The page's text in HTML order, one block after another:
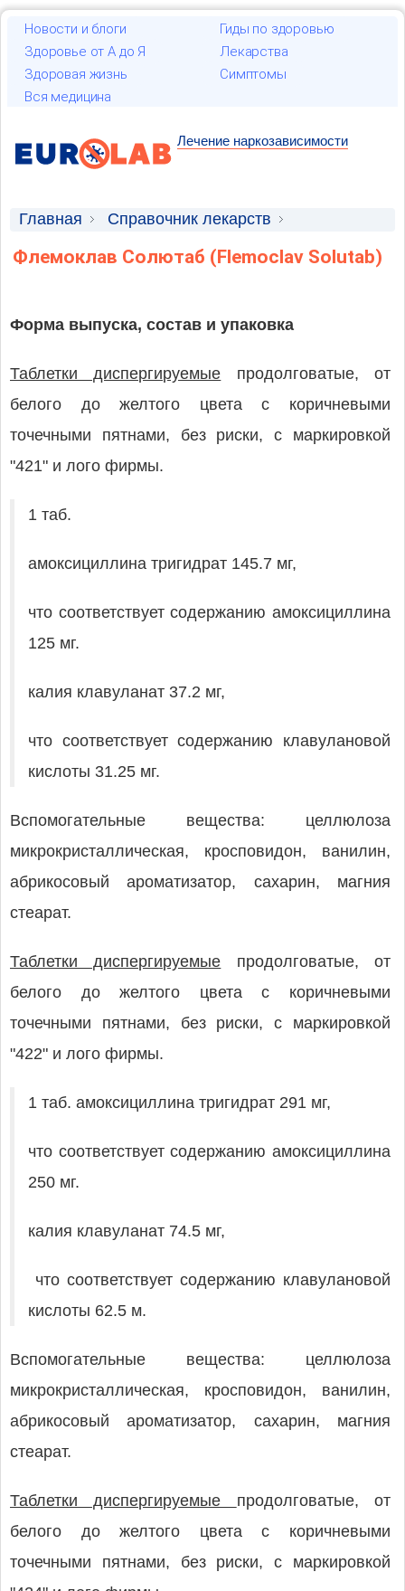
Новости и блоги
Гиды по здоровью
Здоровье от А до Я
Лекарства
Здоровая жизнь
Симптомы
Вся медицина
Лечение наркозависимости
Главная
Справочник лекарств
Лекарственные средства
Флемоклав Солютаб (Flemoclav Solutab)
Форма выпуска, состав и упаковка
Таблетки диспергируемые продолговатые, от
белого до желтого цвета с коричневыми
точечными пятнами, без риски, с маркировкой
"421" и лого фирмы.
1 таб.
амоксициллина тригидрат 145.7 мг,
что соответствует содержанию амоксициллина
125 мг.
калия клавуланат 37.2 мг,
что соответствует содержанию клавулановой
кислоты 31.25 мг.
Вспомогательные вещества: целлюлоза
микрокристаллическая, кросповидон, ванилин,
абрикосовый ароматизатор, сахарин, магния
стеарат.
Таблетки диспергируемые продолговатые, от
белого до желтого цвета с коричневыми
точечными пятнами, без риски, с маркировкой
"422" и лого фирмы.
1 таб. амоксициллина тригидрат 291 мг,
что соответствует содержанию амоксициллина
250 мг.
калия клавуланат 74.5 мг,
что соответствует содержанию клавулановой
кислоты 62.5 м.
Вспомогательные вещества: целлюлоза
микрокристаллическая, кросповидон, ванилин,
абрикосовый ароматизатор, сахарин, магния
стеарат.
Таблетки диспергируемые продолговатые, от
белого до желтого цвета с коричневыми
точечными пятнами, без риски, с маркировкой